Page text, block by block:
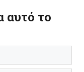
αυτό το